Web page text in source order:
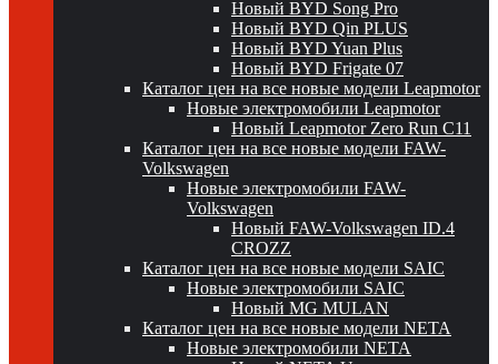
Новый BYD Song Pro
Новый BYD Qin PLUS
Новый BYD Yuan Plus
Новый BYD Frigate 07
Каталог цен на все новые модели Leapmotor
Новые электромобили Leapmotor
Новый Leapmotor Zero Run C11
Каталог цен на все новые модели FAW-
Volkswagen
Новые электромобили FAW-
Volkswagen
Новый FAW-Volkswagen ID.4
CROZZ
Каталог цен на все новые модели SAIC
Новые электромобили SAIC
Новый MG MULAN
Каталог цен на все новые модели NETA
Новые электромобили NETA